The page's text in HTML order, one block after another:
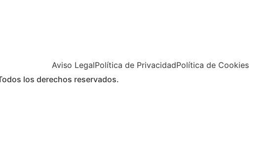
Aviso LegalPolítica de PrivacidadPolítica de Cookies
los derechos reservados.